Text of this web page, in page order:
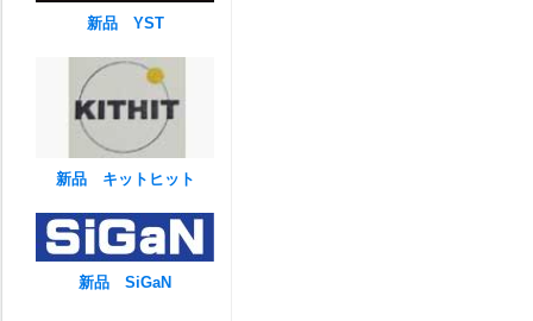
新品 YST
新品 キットヒット
新品 SiGaN